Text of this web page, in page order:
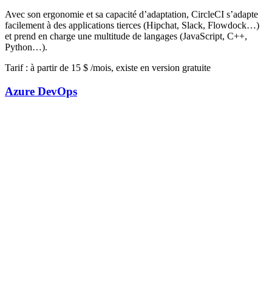
Avec son ergonomie et sa capacité d’adaptation, CircleCI s’adapte
facilement à des applications tierces (Hipchat, Slack, Flowdock…)
et prend en charge une multitude de langages (JavaScript, C++,
Python…).
Tarif : à partir de 15 $ /mois, existe en version gratuite
Azure DevOps